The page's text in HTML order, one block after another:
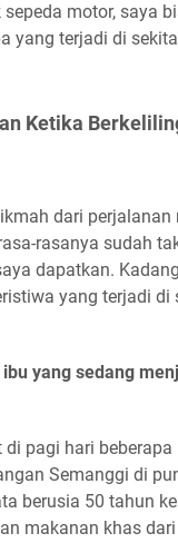
motor, saya
yang terjadi di
Ketika
dari perjalanan
rasanya sudah
dapatkan.
yang terjadi di
yang sedang
pagi hari
Semanggi di
berusia 50 tahun
makanan khas